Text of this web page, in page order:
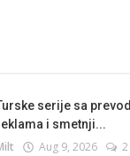
serije sa
i smetnji...
Aug 9, 2026 2